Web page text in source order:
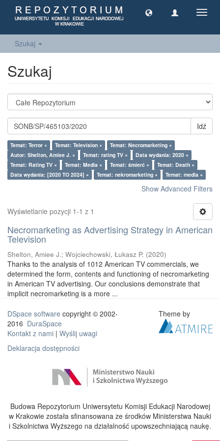
Szukaj
Szukaj
Idź
Temat: Terror × Temat: Television ×
Temat: Necromarketing ×
Autor: Shelton, Amiee J. ×
Temat: rating TV ×
Data wydania: 2020 ×
Temat: Rating TV ×
Temat: Media × Temat: śmierć ×
Temat: Death ×
Data wydania: [2020 TO 2024] ×
Temat: nekromarketing × Temat: media ×
Show Advanced Filters
Wyświetlanie pozycji 1-1 z 1
Necromarketing as Advertising Strategy in American
Television
Shelton, Amiee J.; Wojciechowski, Łukasz P. (2020)
Thanks to the analysis of 1012 American TV commercials, we
determined the form, contents and functioning of necromarketing
in American TV advertising. Our conclusions demonstrate that
implicit necromarketing is a more ...
DSpace software copyright © 2002-
2016 DuraSpace
Kontakt z nami | Wyślij uwagi
Deklaracja dostępności
Theme by
Budowa Repozytorium Uniwersytetu Komisji Edukacji Narodowej
w Krakowie została sfinansowana ze środków Ministerstwa Nauki
i Szkolnictwa Wyższego na działalność upowszechniającą naukę.